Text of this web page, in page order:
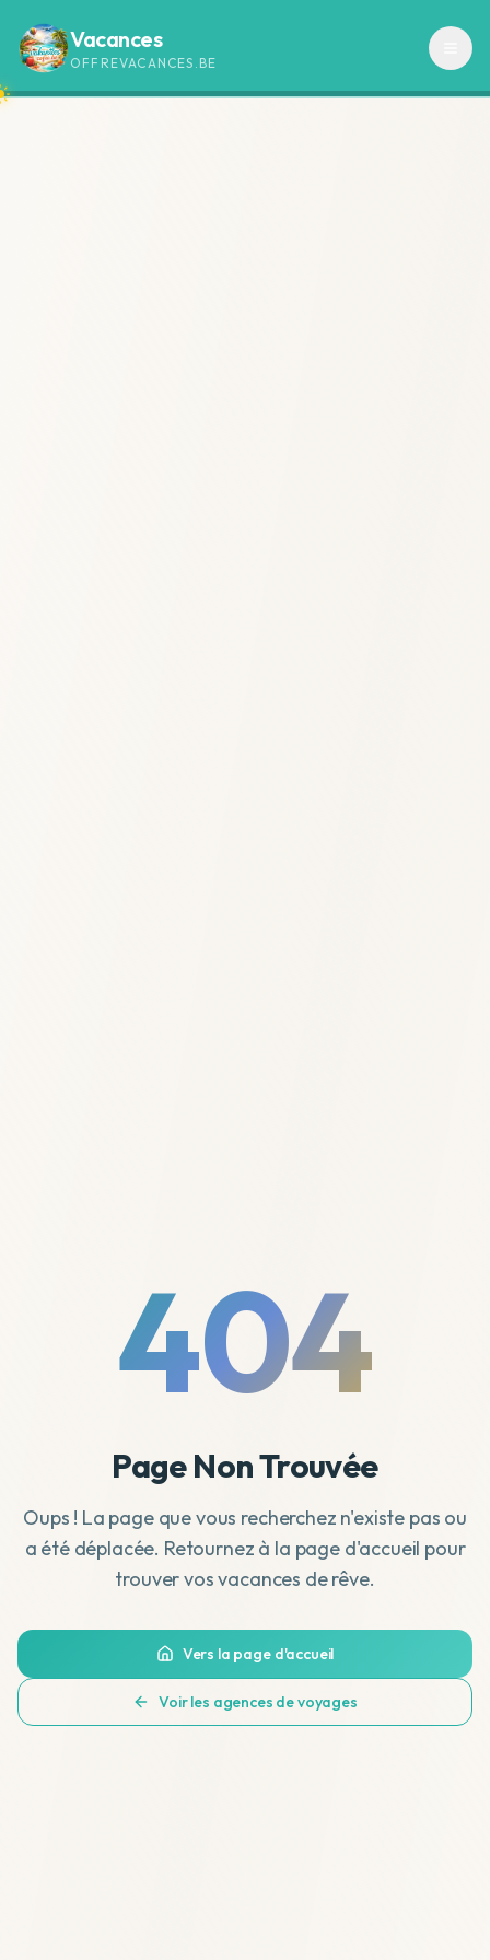
Vacances
OFFREVACANCES.BE
404
Page Non Trouvée
Oups ! La page que vous recherchez n'existe pas ou
a été déplacée. Retournez à la page d'accueil pour
trouver vos vacances de rêve.
Vers la page d'accueil
Voir les agences de voyages